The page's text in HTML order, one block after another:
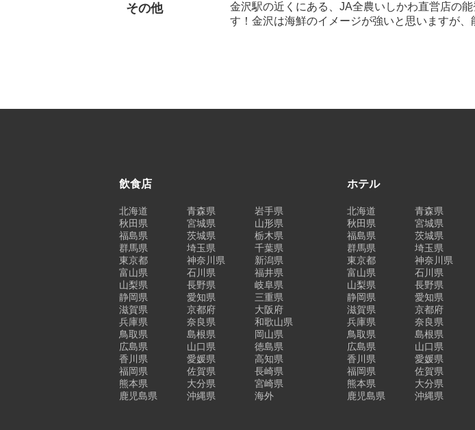
その他
金沢駅の近くにある、JA全農いしかわ直営店の
す！金沢は海鮮のイメージが強いと思いますが、
飲食店
北海道 青森県
岩手県
秋田県
宮城県
山形県
福島県
茨城県
栃木県
群馬県
埼玉県
千葉県
東京都
神奈川県
新潟県
富山県
石川県
福井県
山梨県
長野県
岐阜県
静岡県
愛知県
三重県
滋賀県
京都府
大阪府
兵庫県
奈良県
和歌山県
鳥取県
島根県
岡山県
広島県
山口県
徳島県
香川県
愛媛県
高知県
福岡県
佐賀県
長崎県
熊本県
大分県
宮崎県
鹿児島県
沖縄県 海外
ホテル
北海道 青森県
秋田県
宮城県
福島県
茨城県
群馬県
埼玉県
東京都
神奈川県
富山県
石川県
山梨県
長野県
静岡県
愛知県
滋賀県
京都府
兵庫県
奈良県
鳥取県
島根県
広島県
山口県
香川県
愛媛県
福岡県
佐賀県
熊本県
大分県
鹿児島県
沖縄県